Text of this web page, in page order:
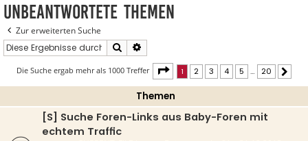
Unbeantwortete Themen
Zur erweiterten Suche
Suche
Die Suche ergab mehr als 1000 Treffer Seite von20
1 2 3 4 5 … 20
Themen
[S] Suche Foren-Links aus Baby-Foren mit
echtem Traffic